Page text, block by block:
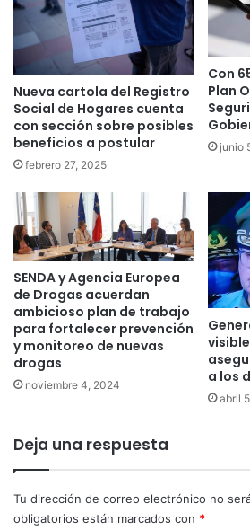
Nueva cartola del Registro
Social de Hogares cuenta
con sección sobre posibles
beneficios a postular
febrero 27, 2025
Con
Plan
junio
SENDA y Agencia Europea
de Drogas acuerdan
ambicioso plan de trabajo
para fortalecer prevención
y monitoreo de nuevas
drogas
noviembre 4, 2024
a los
abril
Deja una respuesta
Tu dirección de correo electrónico no
obligatorios están marcados con *